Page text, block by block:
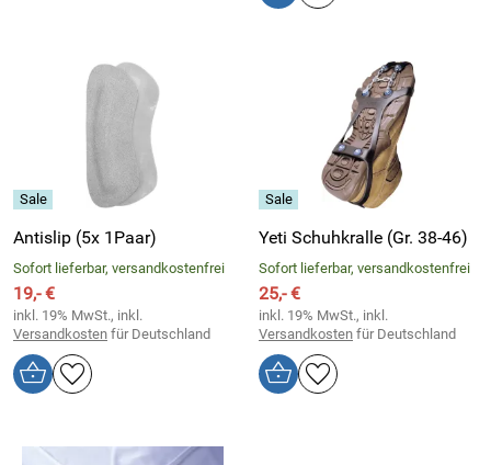
Antislip (5x 1Paar)
Sofort lieferbar, versandkostenfrei
19,- €
inkl. 19% MwSt., inkl.
Versandkosten für Deutschland
Yeti Schuhkralle (Gr. 38-46)
Sofort lieferbar, versandkostenfrei
25,- €
inkl. 19% MwSt., inkl.
Versandkosten für Deutschland